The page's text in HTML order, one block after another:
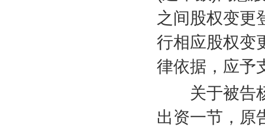
之间股权变更
行相应股权变
律依据，应予
关于被告杨
出资一节，原